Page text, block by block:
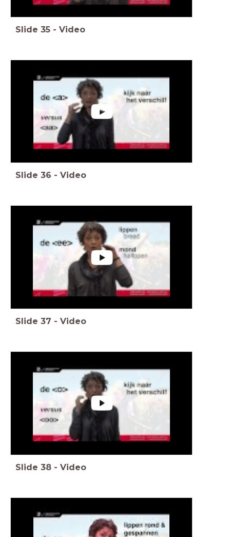
Slide 35 - Video
Slide 36 - Video
Slide 37 - Video
Slide 38 - Video